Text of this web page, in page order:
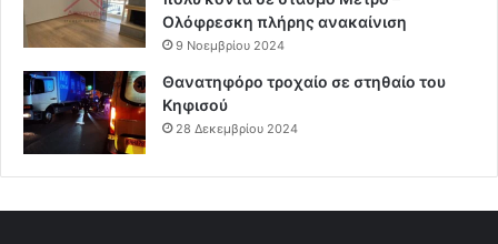
Ολόφρεσκη πλήρης ανακαίνιση
9 Νοεμβρίου 2024
Θανατηφόρο τροχαίο σε στηθαίο του
Κηφισού
28 Δεκεμβρίου 2024